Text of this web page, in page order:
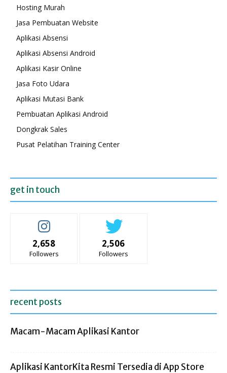
Hosting Murah
Jasa Pembuatan Website
Aplikasi Absensi
Aplikasi Absensi Android
Aplikasi Kasir Online
Jasa Foto Udara
Aplikasi Mutasi Bank
Pembuatan Aplikasi Android
Dongkrak Sales
Pusat Pelatihan Training Center
get in touch
2,658
Followers
2,506
Followers
recent posts
Macam-Macam Aplikasi Kantor
Aplikasi KantorKita Resmi Tersedia di App Store